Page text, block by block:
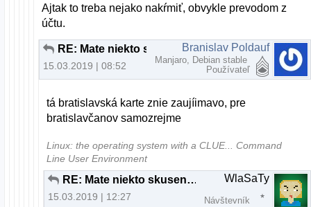
Ajtak to treba nejako nakŕmiť, obvykle prevodom z
účtu.
RE: Mate niekto skusenost s Paysafecard?
15.03.2019 | 08:52
Branislav Poldauf
Manjaro, Debian stable
Používateľ
tá bratislavská karte znie zaujíimavo, pre
bratislavčanov samozrejme
Linux: the operating system with a CLUE... Command
Line User Environment
RE: Mate niekto skusenost s Paysafecard?
15.03.2019 | 12:27
WlaSaTy
Návštevník